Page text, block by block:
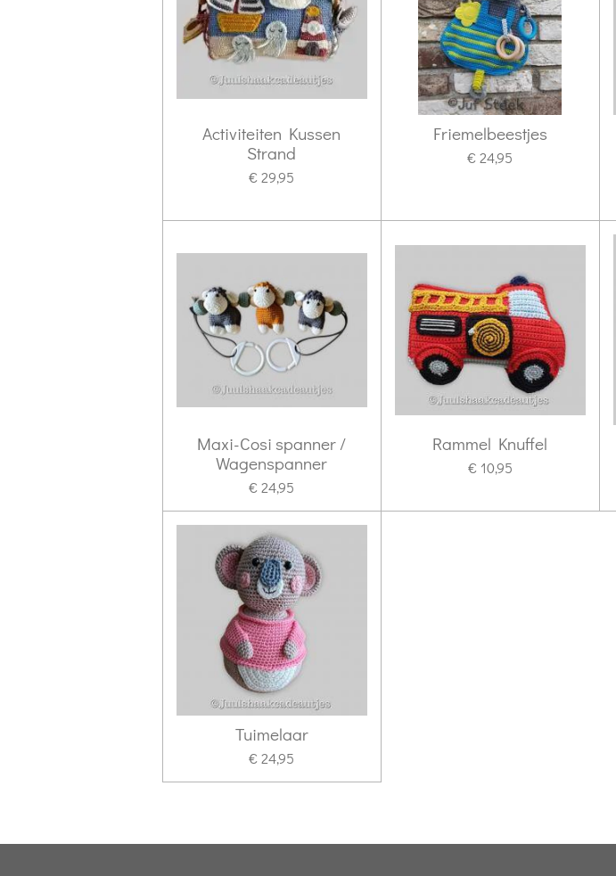
Activiteiten Kussen
Strand
€ 29,95
Friemelbeestjes
€ 24,95
Maxi-Cosi spanner /
Wagenspanner
€ 24,95
Rammel Knuffel
€ 10,95
Tuimelaar
€ 24,95